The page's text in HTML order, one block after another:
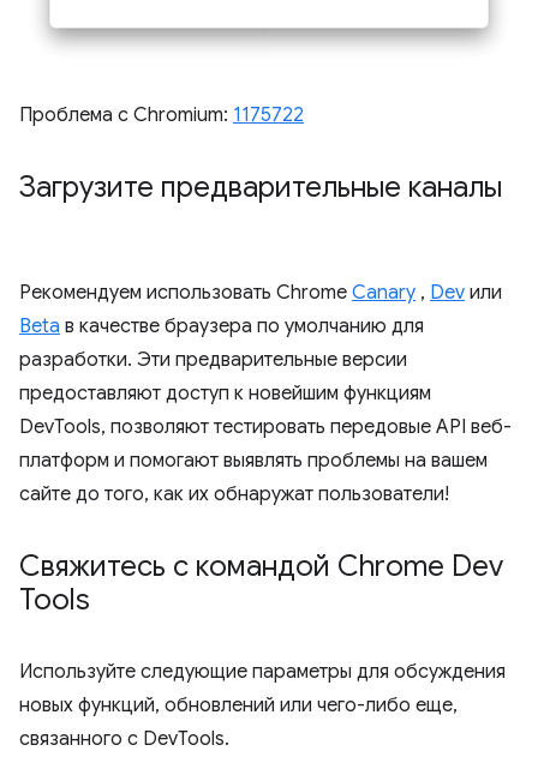
Проблема с Chromium: 1175722
Загрузите предварительные каналы
Рекомендуем использовать Chrome Canary , Dev или
Beta в качестве браузера по умолчанию для
разработки. Эти предварительные версии
предоставляют доступ к новейшим функциям
DevTools, позволяют тестировать передовые API веб-
платформ и помогают выявлять проблемы на вашем
сайте до того, как их обнаружат пользователи!
Свяжитесь с командой Chrome Dev
Tools
Используйте следующие параметры для обсуждения
новых функций, обновлений или чего-либо еще,
связанного с DevTools.